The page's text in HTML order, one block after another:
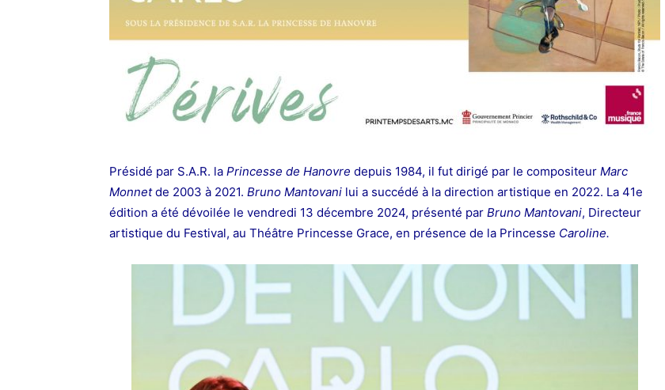
Présidé par S.A.R. la Princesse de Hanovre depuis 1984, il fut dirigé par le compositeur Marc
Monnetde 2003 à 2021. Bruno Mantovani lui a succédé à la direction artistique en 2022. La 41e
édition a été dévoilée le vendredi 13 décembre 2024, présenté par Bruno Mantovani, Directeur
artistique du Festival, au Théâtre Princesse Grace, en présence de la Princesse Caroline.